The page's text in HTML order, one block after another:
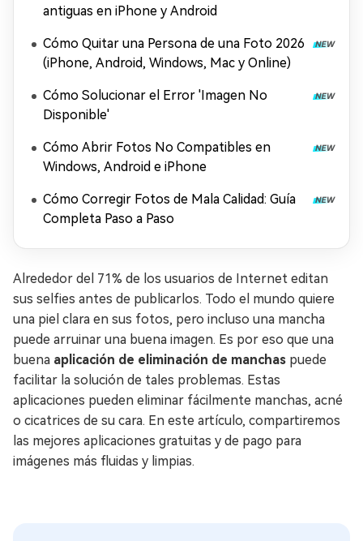
antiguas en iPhone y Android
Cómo Quitar una Persona de una Foto 2026
(iPhone, Android, Windows, Mac y Online)
Cómo Solucionar el Error 'Imagen No
Disponible'
Cómo Abrir Fotos No Compatibles en
Windows, Android e iPhone
Cómo Corregir Fotos de Mala Calidad: Guía
Completa Paso a Paso
Alrededor del 71% de los usuarios de Internet editan
sus selfies antes de publicarlos. Todo el mundo quiere
una piel clara en sus fotos, pero incluso una mancha
puede arruinar una buena imagen. Es por eso que una
buena aplicación de eliminación de manchas puede
facilitar la solución de tales problemas. Estas
aplicaciones pueden eliminar fácilmente manchas, acné
o cicatrices de su cara. En este artículo, compartiremos
las mejores aplicaciones gratuitas y de pago para
imágenes más fluidas y limpias.